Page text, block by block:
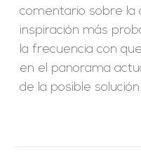
comentario sobre la
inspiración más
la frecuencia con
en el panorama
de la posible solución.